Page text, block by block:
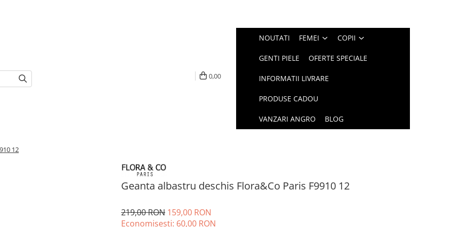
0,00
NOUTATI FEMEI COPII
GENTI PIELE OFERTE SPECIALE
INFORMATII LIVRARE
PRODUSE CADOU
VANZARI ANGRO BLOG
12
Geanta albastru deschis Flora&Co Paris F9910 12
219,00 RON 159,00 RON
Economisesti: 60,00 RON